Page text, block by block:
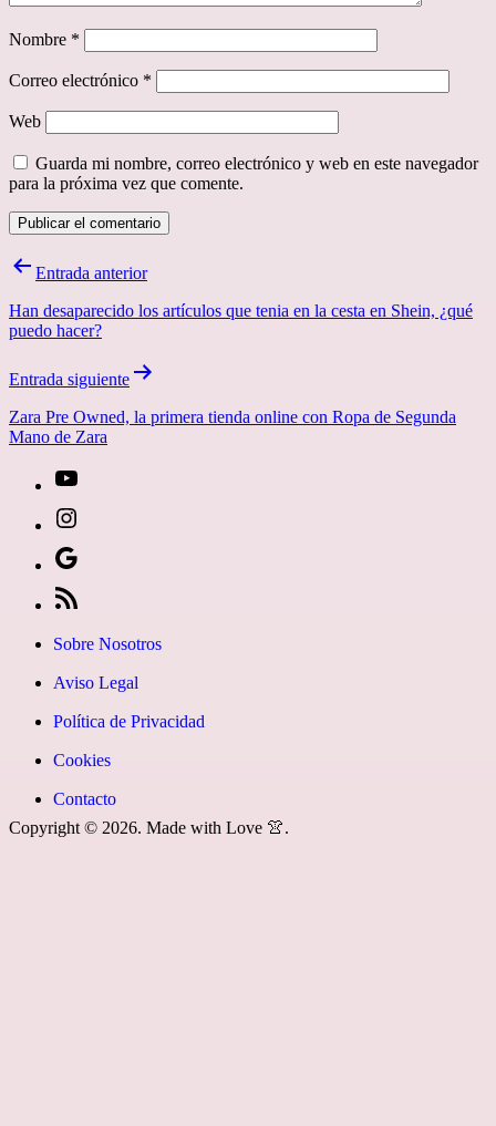
Nombre *
Correo electrónico *
Web
Guarda mi nombre, correo electrónico y web en este navegador
para la próxima vez que comente.
Navegación
entradas
Entrada anterior
Han desaparecido los artículos que tenia en la cesta en Shein, ¿qué
puedo hacer?
Entrada siguiente
Zara Pre Owned, la primera tienda online con Ropa de Segunda
Mano de Zara
Copyright © 2026. Made with Love 👚.
instagram»]
fa-
youtube»]
Google
News
icon
icon=»fa
fa-
rss»]
Sobre Nosotros
Aviso Legal
Política de Privacidad
Cookies
Contacto